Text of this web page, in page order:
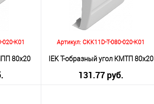
020-K01
80х20
Артикул: CKK11D-T-080-020-K01
IEK Т-образный угол КМТП 80х20
131.77 руб.